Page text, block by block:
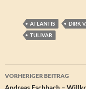
ATLANTIS DIRK
TULIVAR
VORHERIGER BEITRAG